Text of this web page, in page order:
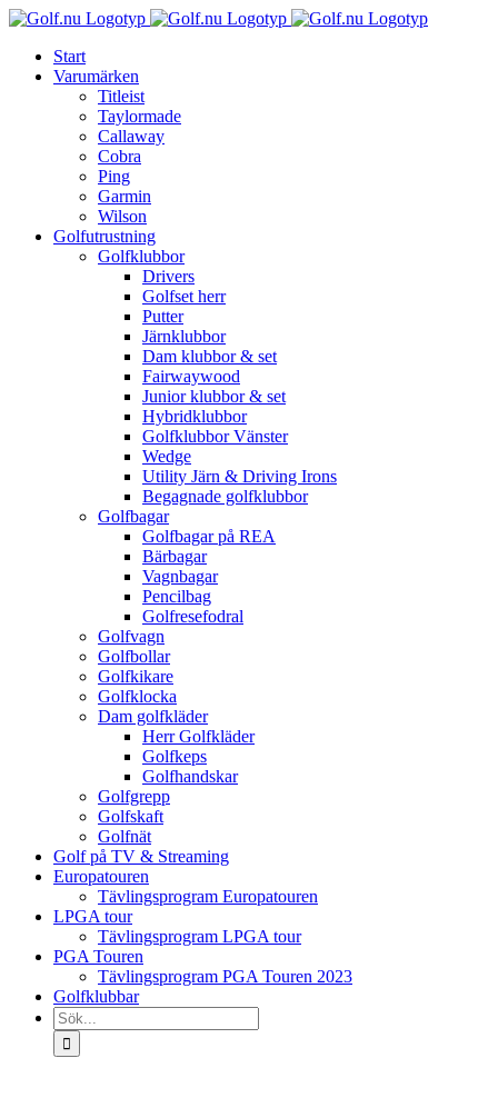
Fortsätt
innehållet
Start
Varumärken
Titleist
Taylormade
Callaway
Cobra
Ping
Garmin
Wilson
Golfutrustning
Golfklubbor
Drivers
Golfset herr
Putter
Järnklubbor
Dam klubbor & set
Fairwaywood
Junior klubbor & set
Hybridklubbor
Golfklubbor Vänster
Wedge
Utility Järn & Driving Irons
Begagnade golfklubbor
Golfbagar
Golfbagar på REA
Bärbagar
Vagnbagar
Pencilbag
Golfresefodral
Golfvagn
Golfbollar
Golfkikare
Golfklocka
Dam golfkläder
Herr Golfkläder
Golfkeps
Golfhandskar
Golfgrepp
Golfskaft
Golfnät
Golf på TV & Streaming
Europatouren
Tävlingsprogram Europatouren
LPGA tour
Tävlingsprogram LPGA tour
PGA Touren
Tävlingsprogram PGA Touren 2023
Golfklubbar
Sök
efter: